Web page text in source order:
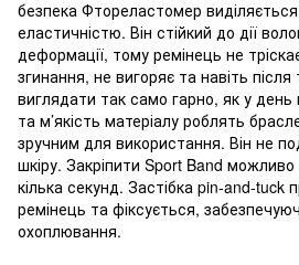
безпека Фтореластомер
еластичністю. Він стійкий до дії
деформації, тому ремінець не
згинання, не вигоряє та навіть
виглядати так само гарно, як у день
та м’якість матеріалу роблять
зручним для використання. Він не
шкіру. Закріпити Sport Band
кілька секунд. Застібка pin-and-tuck
ремінець та фіксується,
охоплювання.